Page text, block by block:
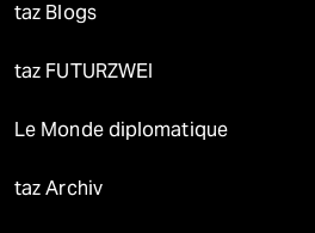
taz Blogs
taz FUTURZWEI
Le Monde diplomatique
taz Archiv